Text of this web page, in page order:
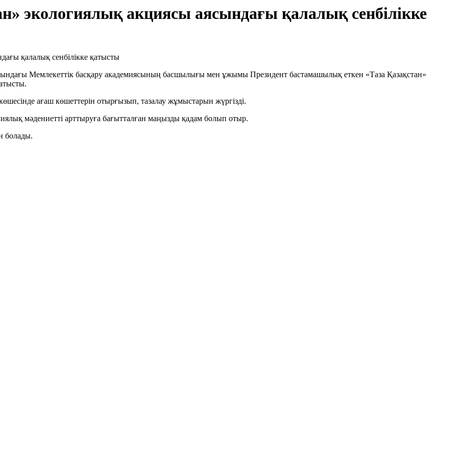
экологиялық акциясы аясындағы қалалық сенбілікке
Мемлекеттік басқару академиясының басшылығы мен ұжымы Президент бастамашылық еткен «Таза Қазақстан»
ағаш көшеттерін отырғызып, тазалау жұмыстарын жүргізді.
мәдениетті арттыруға бағытталған маңызды қадам болып отыр.
болады.